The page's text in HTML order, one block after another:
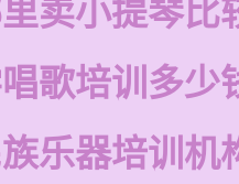
卖小提琴比
歌培训多少
乐器培训机